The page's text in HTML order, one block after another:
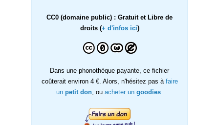
CC0 (domaine public) : Gratuit et Libre de
droits (+ d'infos ici)
Dans une phonothèque payante, ce fichier
coûterait environ 4 €. Alors, n'hésitez pas à faire
un petit don , ou acheter un goodies